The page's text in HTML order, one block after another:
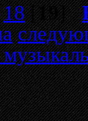
18[19]